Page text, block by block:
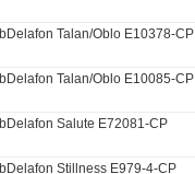
Talan/Oblo E10378-CP
Talan/Oblo E10085-CP
Salute E72081-CP
Stillness E979-4-CP